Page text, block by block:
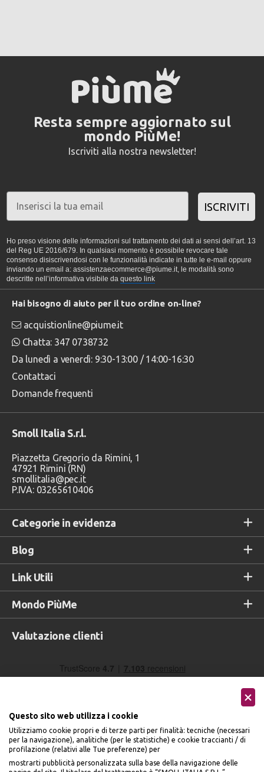
Resta sempre aggiornato sul
mondo PiùMe!
Iscriviti alla nostra newsletter!
ISCRIVITI
Ho preso visione delle informazioni sul trattamento dei dati ai sensi dell’art. 13
del Reg UE 2016/679. In qualsiasi momento è possibile revocare tale
consenso disiscrivendosi con le funzionalità indicate in tutte le e-mail oppure
inviando un email a: assistenzaecommerce@piume.it, le modalità sono
descritte nell’informativa visibile da questo link
Categorie in evidenza
Blog
Link Utili
Mondo PiùMe
Hai bisogno di aiuto per il tuo ordine on-line?
acquistionline@piume.it
Chatta: 347 0738732
Da lunedì a venerdì: 9:30-13:00 / 14:00-16:30
Contattaci
Domande frequenti
Smoll Italia S.r.l.
Piazzetta Gregorio da Rimini, 1
47921 Rimini (RN)
smollitalia@pec.it
P.IVA: 03265610406
Valutazione clienti
Seguici sui social
Questo sito web utilizza i cookie
Utilizziamo cookie propri e di terze parti per finalità: tecniche (necessari
per la navigazione), analitiche (per le statistiche) e cookie traccianti / di
profilazione (relativi alle Tue preferenze) per
mostrarti pubblicità personalizzata sulla base della navigazione delle